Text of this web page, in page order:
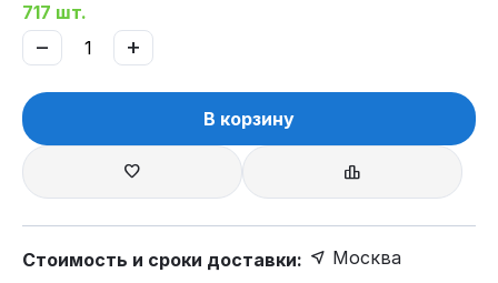
717 шт.
+
−
В корзину
Стоимость и сроки доставки:
Москва